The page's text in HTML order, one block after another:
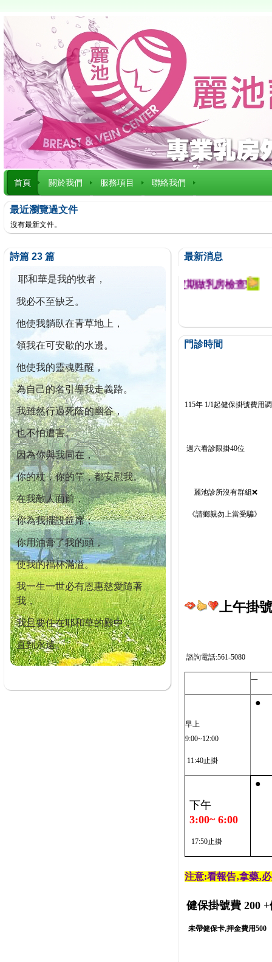
首頁 關於我們 服務項目 聯絡我們
最近瀏覽過文件
沒有最新文件。
詩篇 23 篇
耶和華是我的牧者，
我必不至缺乏。
他使我躺臥在青草地上，
領我在可安歇的水邊。
他使我的靈魂甦醒，
為自己的名引導我走義路。
我雖然行過死蔭的幽谷，
也不怕遭害。
因為你與我同在，
你的杖，你的竿，都安慰我。
在我敵人面前，
你為我擺設筵席；
你用油膏了我的頭，
使我的福杯滿溢。
我一生一世必有恩惠慈愛隨著
我，
我且要住在耶和華的殿中，
直到永遠。
最新消息
今已篩檢出1700位乳癌患者,提醒您定期做乳房檢查!
門診時間
115年 1/1起健保掛號費用
週六看診限掛40位
麗池診所沒有群組❌
《請鄉親勿上當受騙》
上午掛
諮詢電話:561-5080
一
早上
9:00~12:00
11:40止掛
●
下午
3:00~ 6:00
17:50止掛
●
注意:看報告‚拿藥‚
健保掛號費 200 +
未帶健保卡,押金費用500